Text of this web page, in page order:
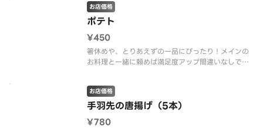
ポテト
お店価格
¥450
箸休めや、とりあえずの一品にぴったり！メインの
お料理と一緒に頼めば満足度アップ間違いなしで
手羽先の唐揚げ（5本）
お店価格
¥780